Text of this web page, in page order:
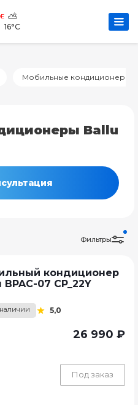
⛅
16°C
Мобильные кондиционеры
Ballu
Фильтры
кондиционер
BPAC-07 СP_22Y
5,0
26 990 ₽
Под заказ